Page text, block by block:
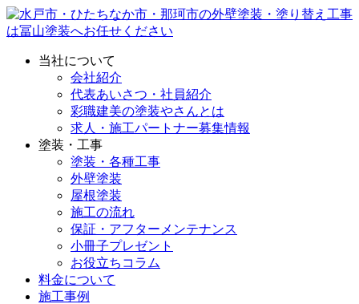
当社について
会社紹介
代表あいさつ・社員紹介
彩職建美の塗装やさんとは
求人・施工パートナー募集情報
塗装・工事
塗装・各種工事
外壁塗装
屋根塗装
施工の流れ
保証・アフターメンテナンス
小冊子プレゼント
お役立ちコラム
料金について
施工事例